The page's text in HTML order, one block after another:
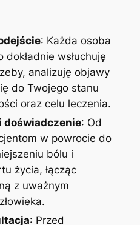
: Każda osoba
wsłuchuję
analizuję objawy
do Twojego stanu
oraz celu leczenia.
doświadczenie: Od
w powrocie do
bólu i
życia, łącząc
z uważnym
: Przed